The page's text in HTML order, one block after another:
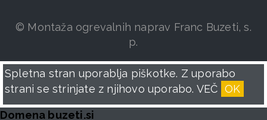
© Montaža ogrevalnih naprav Franc Buzeti, s.
p.
Spletna stran uporablja piškotke. Z uporabo
strani se strinjate z njihovo uporabo. VEČ OK
Domena buzeti.si